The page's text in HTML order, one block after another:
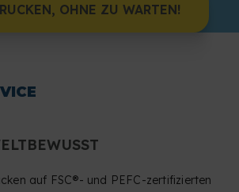
OHNE ZU WARTEN!
auf FSC®- und PEFC-zertifizierten